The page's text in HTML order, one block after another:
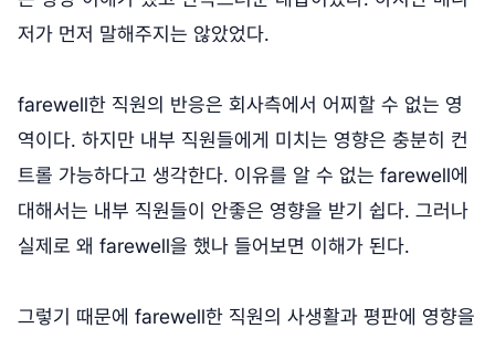
저가 먼저 말해주지는 않았었다.
farewell한 직원의 반응은 회사측에서 어찌할 수 없는 영
역이다. 하지만 내부 직원들에게 미치는 영향은 충분히 컨
트롤 가능하다고 생각한다. 이유를 알 수 없는 farewell에
대해서는 내부 직원들이 안좋은 영향을 받기 쉽다. 그러나
실제로 왜 farewell을 했나 들어보면 이해가 된다.
그렇기 때문에 farewell한 직원의 사생활과 평판에 영향을